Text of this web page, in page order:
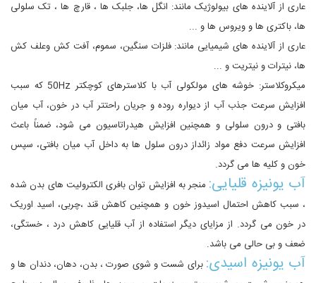
عارى از آلاینده هاى بیولوژیک مانند: انگل ها، جلبک ها ، قارچ ها ، تک سلولى
ها، باکترى ها و ویروس ها و ...
عارى از آلاینده هاى شیمیایى مانند: فلزات سنگین، سموم، آفت کش وعلف کش
ها، نیترات و نیتریت و ...
میکروکلاستر: خوشه هاى مولکولى آب با کلاسترهاى کوچکتر 50Hz که سبب
افزایش سرعت جذب آب از دیواره روده و جریان راحتتر آب در خون، آب میان
بافتى و درون سلولى و همچنین افزایش هیدراتاسیون مى شود، ضمناً باعث
افزایش سرعت دفع مواد زائداز درون سلول ها به داخل آب میان بافتى، سپس
خون و کلیه ها مى گردد.
آب یونیزه قلیایى: منجر به افزایش توان بافرى الکترولیت هاى بدن شده
، سبب کاهش احتمال اسیدوز خون و همچنین کاهش قند ،چربى، اسید اوریک
در خون مى گردد. از مزایاى دیگر استفاده از آب قلیایى کاهش درد ، خستگى،
ضعف و بى حالى مى باشد.
آب یونیزه اسیدى: براى شست و شوى صورت ، بدن، دهان، دندان ها و